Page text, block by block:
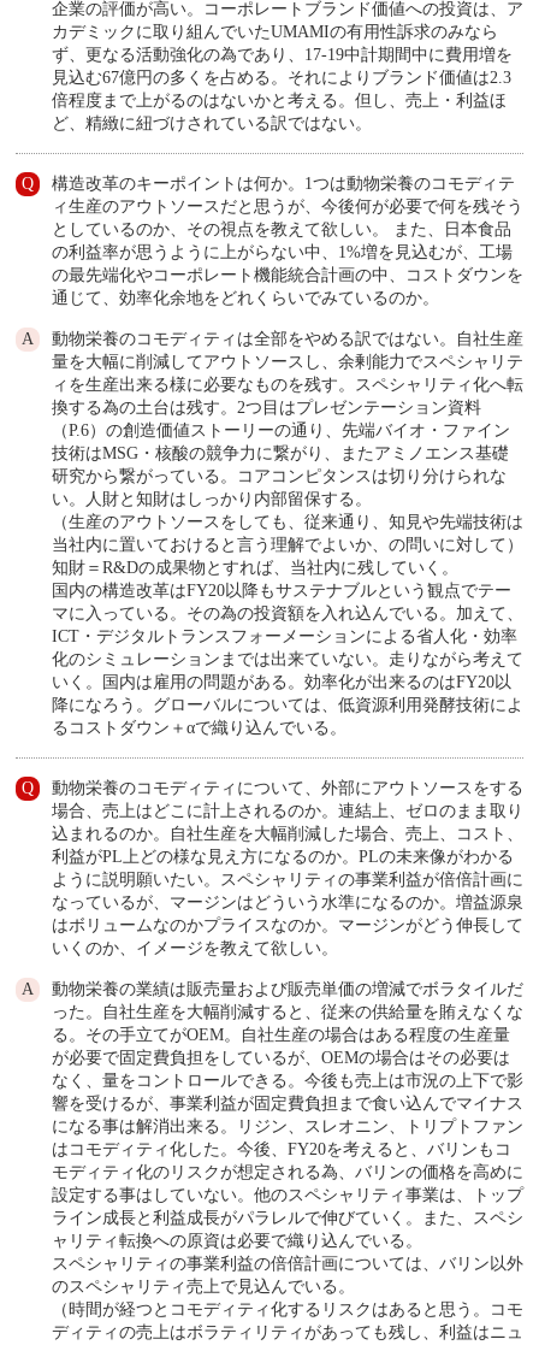
企業の評価が高い。コーポレートブランド価値への投資は、ア
カデミックに取り組んでいたUMAMIの有用性訴求のみなら
ず、更なる活動強化の為であり、17-19中計期間中に費用増を
見込む67億円の多くを占める。それによりブランド価値は2.3
倍程度まで上がるのはないかと考える。但し、売上・利益ほ
ど、精緻に紐づけされている訳ではない。
構造改革のキーポイントは何か。1つは動物栄養のコモディテ
ィ生産のアウトソースだと思うが、今後何が必要で何を残そう
としているのか、その視点を教えて欲しい。 また、日本食品
の利益率が思うように上がらない中、1%増を見込むが、工場
の最先端化やコーポレート機能統合計画の中、コストダウンを
通じて、効率化余地をどれくらいでみているのか。
動物栄養のコモディティは全部をやめる訳ではない。自社生産
量を大幅に削減してアウトソースし、余剰能力でスペシャリテ
ィを生産出来る様に必要なものを残す。スペシャリティ化へ転
換する為の土台は残す。2つ目はプレゼンテーション資料
（P.6）の創造価値ストーリーの通り、先端バイオ・ファイン
技術はMSG・核酸の競争力に繋がり、またアミノエンス基礎
研究から繋がっている。コアコンピタンスは切り分けられな
い。人財と知財はしっかり内部留保する。
（生産のアウトソースをしても、従来通り、知見や先端技術は
当社内に置いておけると言う理解でよいか、の問いに対して）
知財＝R&Dの成果物とすれば、当社内に残していく。
国内の構造改革はFY20以降もサステナブルという観点でテー
マに入っている。その為の投資額を入れ込んでいる。加えて、
ICT・デジタルトランスフォーメーションによる省人化・効率
化のシミュレーションまでは出来ていない。走りながら考えて
いく。国内は雇用の問題がある。効率化が出来るのはFY20以
降になろう。グローバルについては、低資源利用発酵技術によ
るコストダウン＋αで織り込んでいる。
動物栄養のコモディティについて、外部にアウトソースをする
場合、売上はどこに計上されるのか。連結上、ゼロのまま取り
込まれるのか。自社生産を大幅削減した場合、売上、コスト、
利益がPL上どの様な見え方になるのか。PLの未来像がわかる
ように説明願いたい。スペシャリティの事業利益が倍倍計画に
なっているが、マージンはどういう水準になるのか。増益源泉
はボリュームなのかプライスなのか。マージンがどう伸長して
いくのか、イメージを教えて欲しい。
動物栄養の業績は販売量および販売単価の増減でボラタイルだ
った。自社生産を大幅削減すると、従来の供給量を賄えなくな
る。その手立てがOEM。自社生産の場合はある程度の生産量
が必要で固定費負担をしているが、OEMの場合はその必要は
なく、量をコントロールできる。今後も売上は市況の上下で影
響を受けるが、事業利益が固定費負担まで食い込んでマイナス
になる事は解消出来る。リジン、スレオニン、トリプトファン
はコモディティ化した。今後、FY20を考えると、バリンもコ
モディティ化のリスクが想定される為、バリンの価格を高めに
設定する事はしていない。他のスペシャリティ事業は、トップ
ライン成長と利益成長がパラレルで伸びていく。また、スペシ
ャリティ転換への原資は必要で織り込んでいる。
スペシャリティの事業利益の倍倍計画については、バリン以外
のスペシャリティ売上で見込んでいる。
（時間が経つとコモディティ化するリスクはあると思う。コモ
ディティの売上はボラティリティがあっても残し、利益はニュ